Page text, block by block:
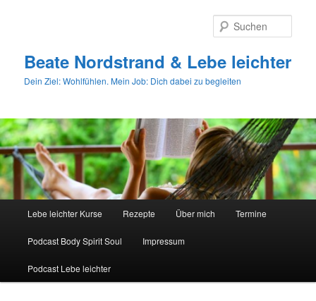
Beate Nordstrand & Lebe leichter
Dein Ziel: Wohlfühlen. Mein Job: Dich dabei zu begleiten
Lebe leichter Kurse Rezepte Über mich Termine
Podcast Body Spirit Soul Impressum
Podcast Lebe leichter